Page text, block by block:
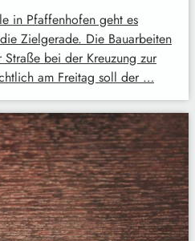
in Pfaffenhofen geht es
Zielgerade. Die Bauarbeiten
Straße bei der Kreuzung zur
am Freitag soll der …